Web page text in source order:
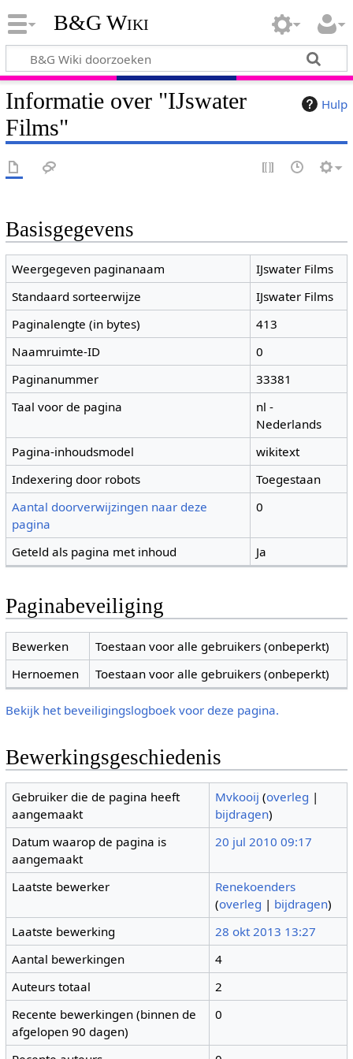
B&G Wiki
Hulp
Informatie over "IJswater
Films"
Basisgegevens
Weergegeven paginanaam
IJswater Films
Standaard sorteerwijze
IJswater Films
Paginalengte (in bytes)
413
Naamruimte-ID
0
Paginanummer
33381
Taal voor de pagina
nl -
Nederlands
Pagina-inhoudsmodel
wikitext
Indexering door robots
Toegestaan
Aantal doorverwijzingen naar deze
pagina
0
Geteld als pagina met inhoud Ja
Paginabeveiliging
Bewerken
Toestaan voor alle gebruikers (onbeperkt)
Hernoemen
Toestaan voor alle gebruikers (onbeperkt)
Bekijk het beveiligingslogboek voor deze pagina.
Bewerkingsgeschiedenis
Gebruiker die de pagina heeft
aangemaakt
Mvkooij (overleg |
bijdragen)
Datum waarop de pagina is
aangemaakt
20 jul 2010 09:17
Laatste bewerker
Renekoenders
(overleg | bijdragen)
Laatste bewerking
28 okt 2013 13:27
Aantal bewerkingen
4
Auteurs totaal
2
Recente bewerkingen (binnen de
afgelopen 90 dagen)
0